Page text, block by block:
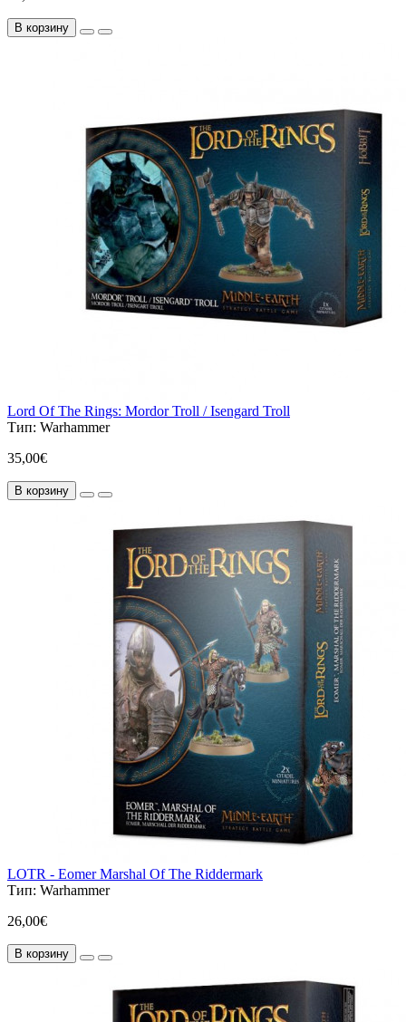
В корзину
Lord Of The Rings: Mordor Troll / Isengard Troll
Тип: Warhammer
35,00€
В корзину
LOTR - Eomer Marshal Of The Riddermark
Тип: Warhammer
26,00€
В корзину